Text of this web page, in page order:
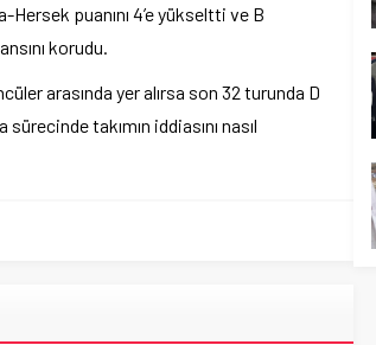
puanını 4’e yükseltti ve B
korudu.
arasında yer alırsa son 32 turunda D
takımın iddiasını nasıl